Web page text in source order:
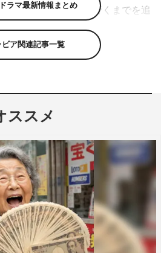
しながら恋に落ちて行くまでを追
、好きでもないのにちょっかいを
の恋を邪魔する“オオカミくん”が
わされず、真実の恋を見つける
ラマ最新情報まとめ
ビア関連記事一覧
ススメ